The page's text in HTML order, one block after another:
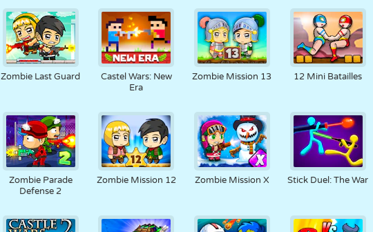
Zombie Last Guard
Castel Wars: New
Era
Zombie Mission 13 12 Mini Batailles
Zombie Parade
Defense 2
Zombie Mission 12 Zombie Mission X Stick Duel: The War